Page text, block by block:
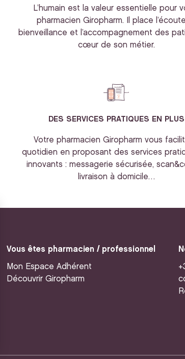
L’humain est la valeur essentielle pour
pharmacien Giropharm. Il place
bienveillance et l’accompagnement des
cœur de son métier.
DES SERVICES PRATIQUES EN PLUS
Votre pharmacien Giropharm vous
quotidien en proposant des services
innovants : messagerie sécurisée,
livraison à domicile…
Vous êtes pharmacien / professionnel
Mon Espace Adhérent
Découvrir Giropharm